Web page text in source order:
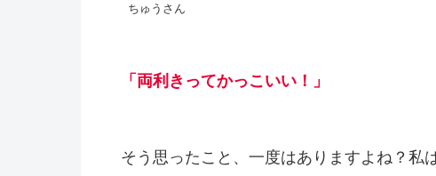
ちゅうさん
「両利きってかっこいい！」
そう思ったこと、一度はありますよね？私